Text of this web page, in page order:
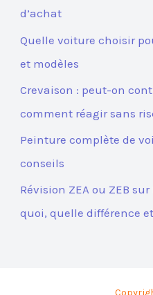
d’achat
Quelle voiture choisir
et modèles
Crevaison : peut-on
comment réagir sans
Peinture complète de
conseils
Révision ZEA ou ZEB
quoi, quelle différence